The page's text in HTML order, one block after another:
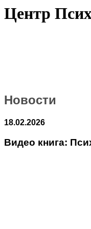
Центр
Новости
18.02.2026
Видео книга: